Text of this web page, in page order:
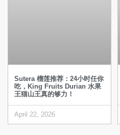
Sutera 榴莲推荐：24小时任你
吃，King Fruits Durian 水果
王猫山王真的够力！
April 22, 2026